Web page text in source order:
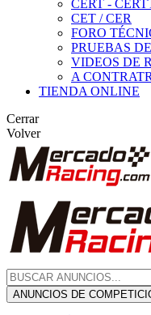
CERT -
CET / CER
FORO
PRUEBAS
VIDEOS DE
A
TIENDA ONLINE
Cerrar
Volver
ANUNCIOS DE